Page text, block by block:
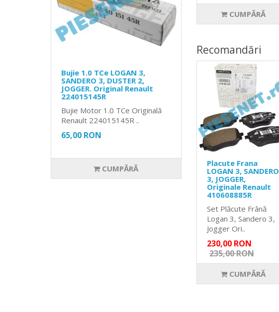
Bujie 1.0 TCe LOGAN 3,
SANDERO 3, DUSTER 2,
JOGGER. Original Renault
224015145R
Bujie Motor 1.0 TCe Originală
Renault 224015145R ..
65,00 RON
CUMPĂRĂ
CUMPĂRĂ
Recomandări
Placute Frana
LOGAN 3, SANDERO
3, JOGGER,
Originale Renault
410608885R
Set Plăcute Frână
Logan 3, Sandero 3,
Jogger Ori..
230,00 RON
235,00 RON
CUMPĂRĂ